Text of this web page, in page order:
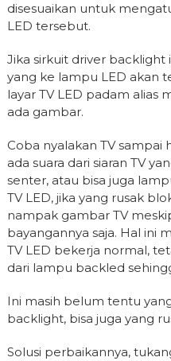
disesuaikan untuk
LED tersebut.
Jika sirkuit driver backlight
yang ke lampu LED akan
layar TV LED padam alias
ada gambar.
Coba nyalakan TV sampai
ada suara dari siaran TV
senter, atau bisa juga
TV LED, jika yang rusak
nampak gambar TV
bayangannya saja. Hal ini
TV LED bekerja normal,
dari lampu backled
Ini masih belum tentu
backlight, bisa juga yang
Solusi perbaikannya,